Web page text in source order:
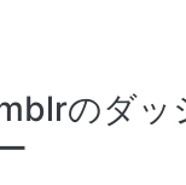
のダッ